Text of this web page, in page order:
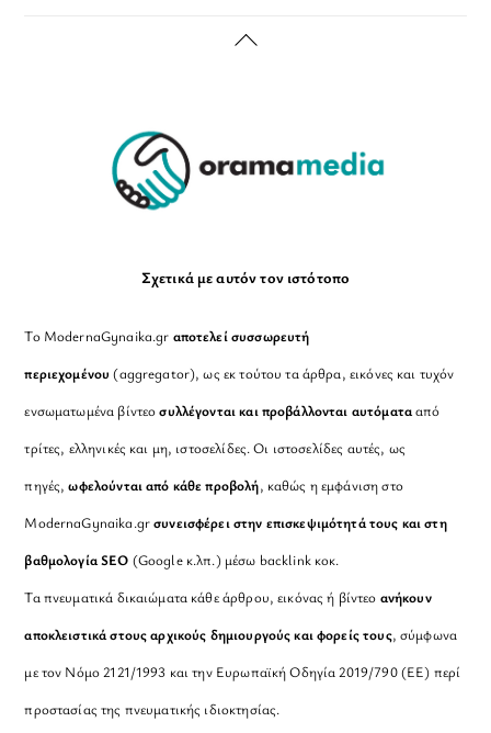
Back
Σχετικά με αυτόν τον ιστότοπο
Το ModernaGynaika.gr αποτελεί συσσωρευτή
περιεχομένου (aggregator), ως εκ τούτου τα άρθρα, εικόνες και τυχόν
ενσωματωμένα βίντεοσυλλέγονται και προβάλλονται αυτόματααπό
τρίτες, ελληνικές και μη, ιστοσελίδες. Οι ιστοσελίδες αυτές, ως
πηγές,ωφελούνται από κάθε προβολή, καθώς η εμφάνιση στο
ModernaGynaika.grσυνεισφέρει στην επισκεψιμότητά τους και στη
βαθμολογία SEO (Google κ.λπ.) μέσω backlink κοκ.
Τα πνευματικά δικαιώματα κάθε άρθρου, εικόνας ή βίντεο ανήκουν
αποκλειστικά στους αρχικούς δημιουργούς και φορείς τους, σύμφωνα
με τον Νόμο 2121/1993 και την Ευρωπαϊκή Οδηγία 2019/790 (ΕΕ) περί
προστασίας της πνευματικής ιδιοκτησίας.